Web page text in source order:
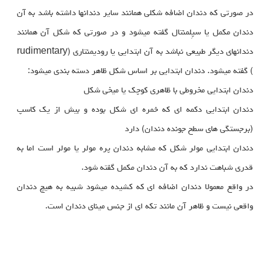
در صورتی که دندان اضافه شکلی همانند سایر دندانها داشته باشد به آن
دندان مکمل یا سپِلمنتال گفته میشود و در صورتی که شکل آن همانند
دندانهای دیگر طبیعی نباشد به آن ابتدایی یا رودیمنتاری (rudimentary
) گفته میشود. دندان ابتدایی بر اساس شکل ظاهر دسته بندی میشود:
دندان ابتدایی مخروطی با ظاهری کوچک یا میخی شکل
دندان ابتدایی دکمه ای که خمره ای شکل بوده و بیش از یک کاسپ
(برجستگی های سطح جونده دندان) دارد
دندان ابتدایی مولر شکل که مشابه دندان پره مولر یا مولر است اما به
قدری شباهت ندارد که به آن دندان مکمل گفته شود.
در واقع معمولا دندان اضافه ای که کشیده میشود شبیه به هیچ دندان
واقعی نیست و ظاهر آن مانند تکه ای از جنس مینای دندان است.